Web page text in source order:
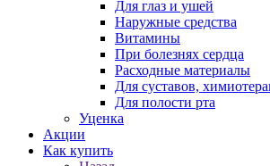
Для глаз и ушей
Наружные средства
Витамины
При болезнях сердца
Расходные материалы
Для суставов,
Для полости рта
Уценка
Акции
Как купить